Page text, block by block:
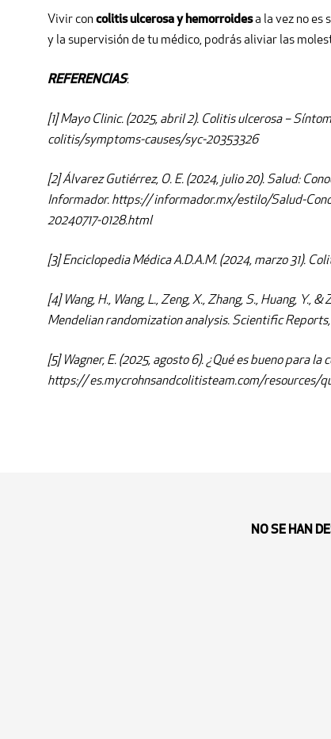
Vivir con colitis ulcerosa y hemorroidesa la vez no es
y la supervisión de tu médico, podrás aliviar las
REFERENCIAS:
[1] Mayo Clinic. (2025, abril 2). Colitis ulcerosa –
colitis/symptoms-causes/syc-20353326
[2] Álvarez Gutiérrez, O. E. (2024, julio 20). Salud:
Informador. https:// informador.mx/estilo/Salud-
20240717-0128.html
[3] Enciclopedia Médica A.D.A.M. (2024, marzo 31).
[4] Wang, H., Wang, L., Zeng, X., Zhang, S., Huang,
Mendelian randomization analysis. Scientific
[5] Wagner, E. (2025, agosto 6). ¿Qué es bueno para
https:// es.mycrohnsandcolitisteam.com/resources/
NO SE HAN